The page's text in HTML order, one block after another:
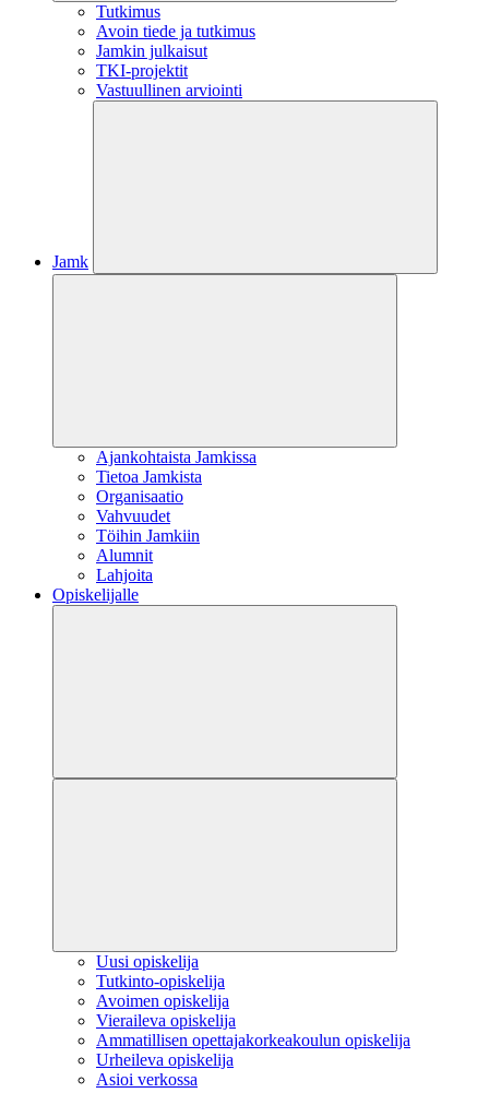
Tutkimus
Avoin tiede ja tutkimus
Jamkin julkaisut
TKI-projektit
Vastuullinen arviointi
Jamk
Ajankohtaista Jamkissa
Tietoa Jamkista
Organisaatio
Vahvuudet
Töihin Jamkiin
Alumnit
Lahjoita
Opiskelijalle
Uusi opiskelija
Tutkinto-opiskelija
Avoimen opiskelija
Vieraileva opiskelija
Ammatillisen opettajakorkeakoulun opiskelija
Urheileva opiskelija
Asioi verkossa